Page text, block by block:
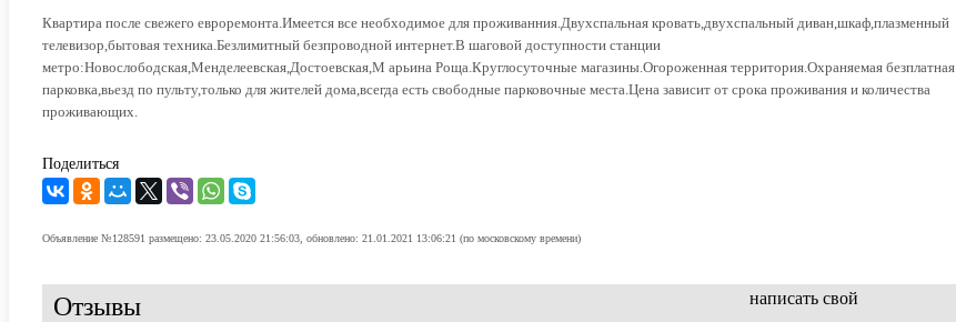
Квартира после свежего евроремонта.Имеется все необходимое для проживанния.Двухспальная кровать,двухспальный диван,шкаф,плазменный
телевизор,бытовая техника.Безлимитный безпроводной интернет.В шаговой доступности станции
метро:Новослободская,Менделеевская,Достоевская,М арьина Роща.Круглосуточные магазины.Огороженная территория.Охраняемая безплатная
парковка,вьезд по пульту,только для жителей дома,всегда есть свободные парковочные места.Цена зависит от срока проживания и количества
проживающих.
Поделиться
Объявление №128591 размещено: 23.05.2020 21:56:03, обновлено: 21.01.2021 13:06:21 (по московскому времени)
Отзывы написать свой